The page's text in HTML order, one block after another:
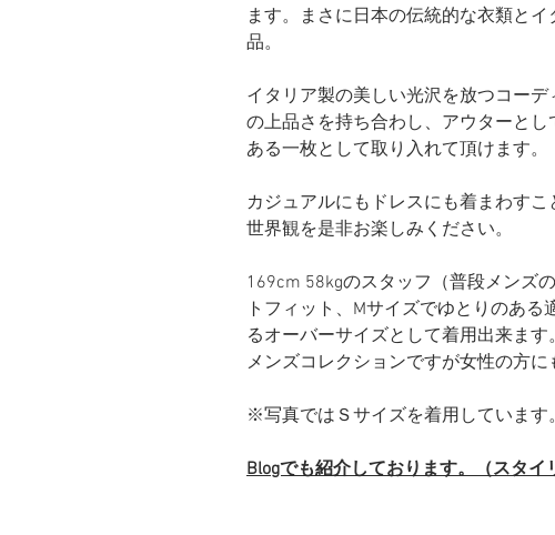
ます。まさに日本の伝統的な衣類と
品。
イタリア製の美しい光沢を放つコー
の上品さを持ち合わし、アウターと
ある一枚として取り入れて頂けます。
カジュアルにもドレスにも着まわす
世界観を是非お楽しみください。
169cm 58kgのスタッフ（普段メンズ
トフィット、Mサイズでゆとりのあ
るオーバーサイズとして着用出来ます。
メンズコレクションですが女性の方に
※写真ではＳサイズを着用しています。
Blogでも紹介しております。（スタ